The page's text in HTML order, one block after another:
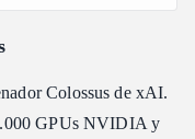
Colossus de xAI.
GPUs NVIDIA y